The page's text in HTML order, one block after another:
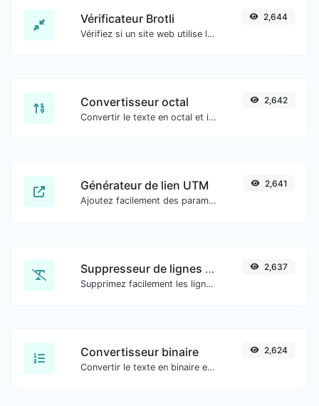
Vérificateur Brotli
Vérifiez si un site web utilise l'algorithme de compression Brotli ou non.
2,644
Convertisseur octal
Convertir le texte en octal et inversement pour toute entrée de chaîne.
2,642
Générateur de lien UTM
Ajoutez facilement des paramètres UTM valides et générez un lien traçable UTM.
2,641
Suppresseur de lignes en double
Supprimez facilement les lignes en double d'un texte.
2,637
Convertisseur binaire
Convertir le texte en binaire et inversement pour toute entrée de chaîne.
2,624